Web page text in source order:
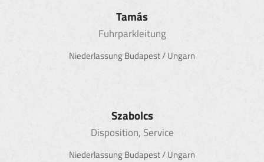
Tamás
Fuhrparkleitung
Niederlassung Budapest / Ungarn
Szabolcs
Disposition, Service
Niederlassung Budapest / Ungarn